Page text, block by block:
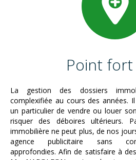
Point fort
La gestion des dossiers
complexifiée au cours des années.
un particulier de vendre ou louer
risquer des déboires ultérieurs.
immobilière ne peut plus, de nos
agence publicitaire sans
approfondies. Afin de satisfaire à